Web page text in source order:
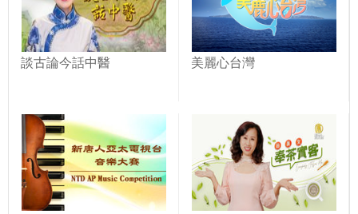
談古論今話中醫 美麗心台灣